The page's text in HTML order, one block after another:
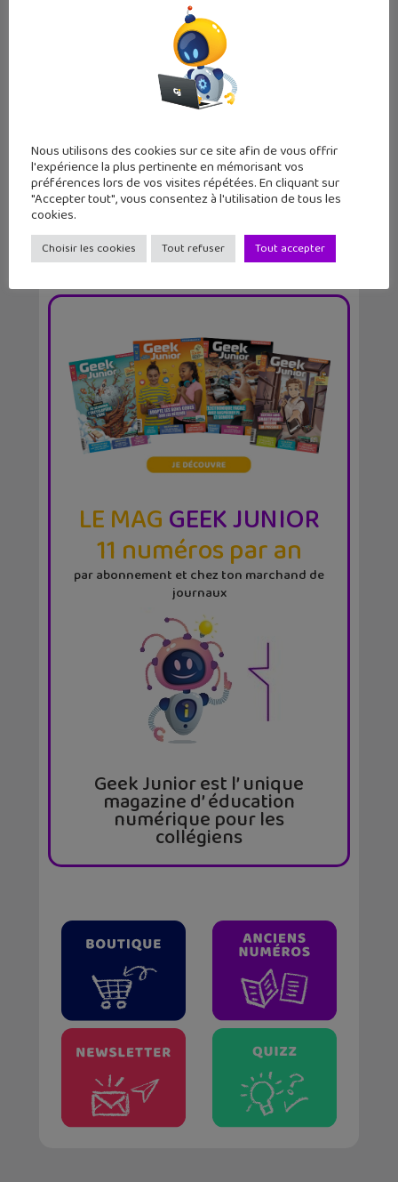
Père Noël ?
LE MAGGEEK JUNIOR
11 numéros par an
par abonnement et chez ton marchand de
journaux
Geek Junior est l’ unique
magazine d’ éducation
numérique pour les
collégiens
Nous utilisons des cookies sur ce site afin de vous offrir
l'expérience la plus pertinente en mémorisant vos
préférences lors de vos visites répétées. En cliquant sur
"Accepter tout", vous consentez à l'utilisation de tous les
cookies.
Choisir les cookies Tout refuser Tout accepter